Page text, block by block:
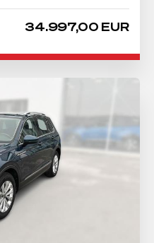
34.997,00 EUR